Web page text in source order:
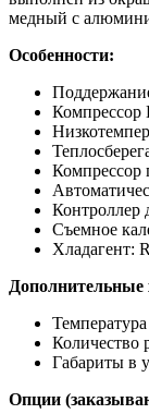
медный с
Особенности:
Компрессор
Контроллер
Съемное
Хладагент:
Дополнительные
Количество
Габариты в
Опции